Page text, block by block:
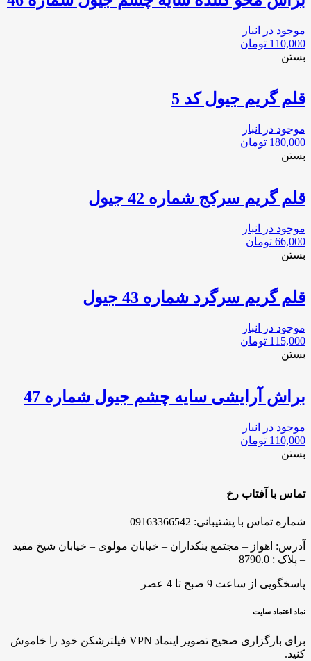
موجود در انبار
110,000 تومان
بستن
قلم گریم جیول کد 5
موجود در انبار
180,000 تومان
بستن
قلم گریم سرکج شماره 42 جیول
موجود در انبار
66,000 تومان
بستن
قلم گریم سرگرد شماره 43 جیول
موجود در انبار
115,000 تومان
بستن
براش آرایشی سایه چشم جیول شماره 47
موجود در انبار
110,000 تومان
بستن
تماس با آفتاب رخ
شماره تماس با پشتیبانی: 09163366542
آدرس: اهواز – مجتمع بنکداران – خیابان مولوی – خیابان شیخ مفید
– پلاک : 8790.0
پاسخگویی از ساعت 9 صبح تا 4 عصر
نماد اعتماد سایت
برای بارگزاری صحیح تصویر اینماد VPN فیلترشکن خود را خاموش
کنید.